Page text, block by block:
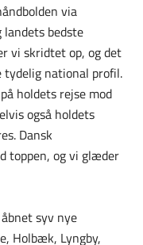
via
landets bedste
vi skridtet op, og det
national profil.
holdets rejse mod
også holdets
Dansk
toppen, og vi glæder
syv nye
Holbæk, Lyngby,